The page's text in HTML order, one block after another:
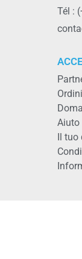
Tél :
Aiuto
Il tuo